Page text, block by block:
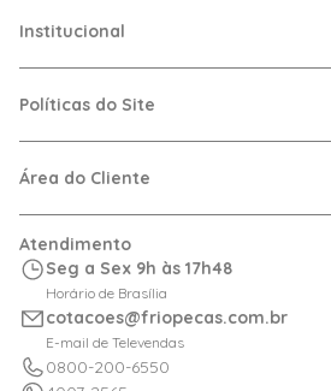
Institucional
Nossas Lojas
Dúvidas Frequentes
Políticas do Site
Política de Privacidade
Logística
Área do Cliente
Meus Pedidos
Calculadora de BTUs
Portal de Boletos
Orçamentos
Atendimento
Seg a Sex 9h às 17h48
Horário de Brasília
cotacoes@friopecas.com.br
E-mail de Televendas
0800-200-6550